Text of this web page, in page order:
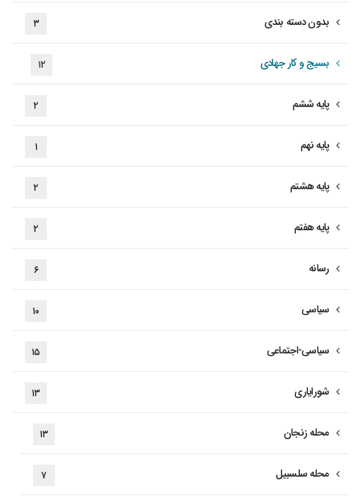
بدون دسته بندی ۳
بسیج و کار جهادی ۱۲
پایه ششم ۲
پایه نهم ۱
پایه هشتم ۲
پایه هفتم ۲
رسانه ۶
سیاسی ۱۰
سیاسی-اجتماعی ۱۵
شورایاری ۱۳
محله زنجان ۱۳
محله سلسبیل ۷